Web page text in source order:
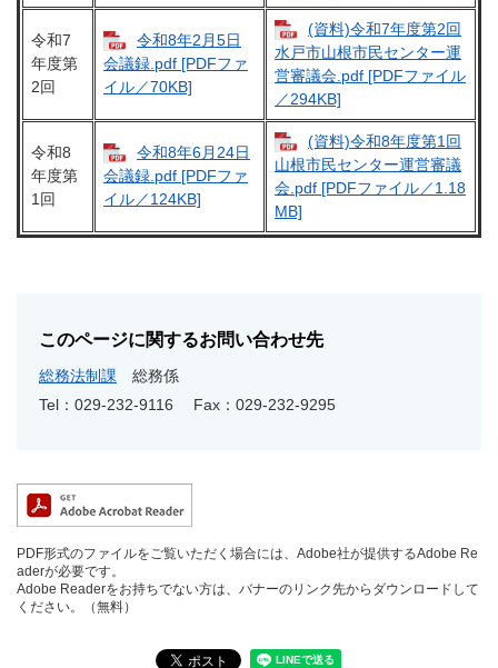
令和7
年度第
2回
令和8年2月5日
会議録.pdf [PDFファ
イル／70KB]
(資料)令和7年度第2回
水戸市山根市民センター運
営審議会.pdf [PDFファイル
／294KB]
令和8
年度第
1回
令和8年6月24日
会議録.pdf [PDFファ
イル／124KB]
(資料)令和8年度第1回
山根市民センター運営審議
会.pdf [PDFファイル／1.18
MB]
このページに関するお問い合わせ先
総務法制課
総務係
Tel：029-232-9116
Fax：029-232-9295
PDF形式のファイルをご覧いただく場合には、Adobe社が提供するAdobe Re
aderが必要です。
Adobe Readerをお持ちでない方は、バナーのリンク先からダウンロードして
ください。（無料）